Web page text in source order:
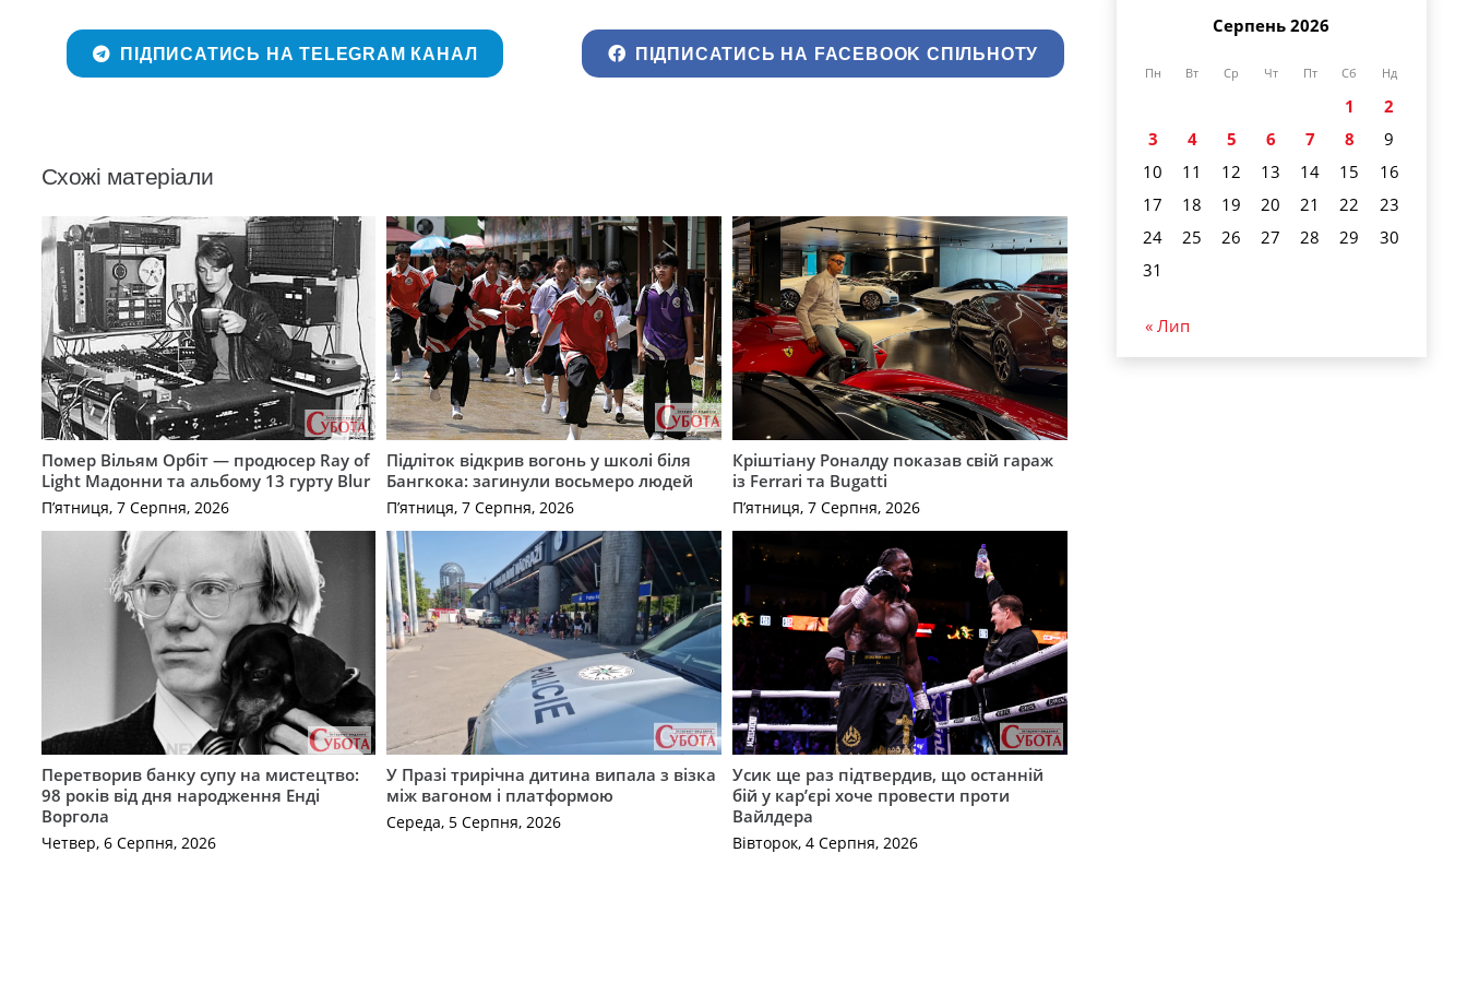
ПІДПИСАТИСЬ НА TELEGRAM КАНАЛ ПІДПИСАТИСЬ НА FACEBOOK СПІЛЬНОТУ
Схожі матеріали
Помер Вільям Орбіт — продюсер Ray of
Light Мадонни та альбому 13 гурту Blur
П’ятниця, 7 Серпня, 2026
Підліток відкрив вогонь у школі біля
Бангкока: загинули восьмеро людей
П’ятниця, 7 Серпня, 2026
Кріштіану Роналду показав свій гараж
із Ferrari та Bugatti
П’ятниця, 7 Серпня, 2026
Перетворив банку супу на мистецтво:
98 років від дня народження Енді
Воргола
Четвер, 6 Серпня, 2026
У Празі трирічна дитина випала з візка
між вагоном і платформою
Середа, 5 Серпня, 2026
Усик ще раз підтвердив, що останній
бій у кар’єрі хоче провести проти
Вайлдера
Вівторок, 4 Серпня, 2026
Серпень 2026
Пн Вт Ср Чт Пт Сб Нд
1
2
3
4 5 6 7 8
9
10
11 12 13 14 15
16
17
18 19 20 21 22
23
24
25 26 27 28 29
30
31
« Лип